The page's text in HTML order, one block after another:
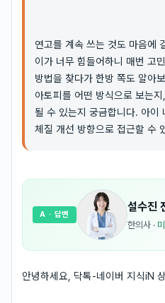
연고를 계속 쓰는 것도 마음에
이가 너무 힘들어하니 매번 고
방법을 찾다가 한방 쪽도 알아
아토피를 어떤 방식으로 보는
될 수 있는지 궁금합니다. 아이
체질 개선 방향으로 접근할 수
설수진
한의사 ·
A · 답변
안녕하세요, 닥톡-네이버 지식iN